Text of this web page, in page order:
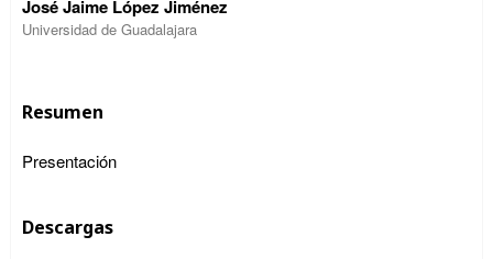
José Jaime López Jiménez
Universidad de Guadalajara
Resumen
Presentación
Descargas